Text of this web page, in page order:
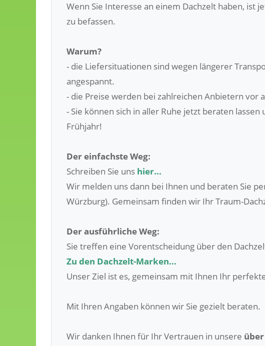
Wenn Sie Interesse an einem Dachzelt haben, ist
zu befassen.
Warum?
- die Liefersituationen sind wegen längerer
angespannt.
- die Preise werden bei zahlreichen Anbietern vor
- Sie können sich in aller Ruhe jetzt beraten
Frühjahr!
Der einfachste Weg:
Schreiben Sie uns hier...
Wir melden uns dann bei Ihnen und beraten Sie
Würzburg). Gemeinsam finden wir Ihr Traum-
Der ausführliche Weg:
Sie treffen eine Vorentscheidung über den
Zu den Dachzelt-Marken...
Unser Ziel ist es, gemeinsam mit Ihnen Ihr
Mit Ihren Angaben können wir Sie gezielt beraten.
Wir danken Ihnen für Ihr Vertrauen in unsere